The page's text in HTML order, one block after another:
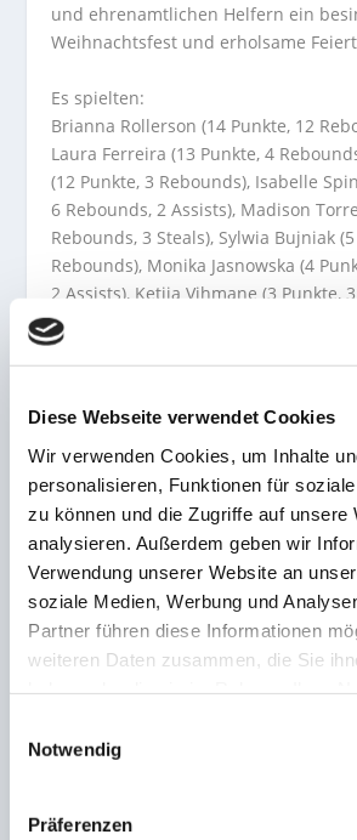
Diese Webseite verwendet Cookies
Wir verwenden Cookies, um Inhalte
personalisieren, Funktionen für
zu können und die Zugriffe auf unsere
analysieren. Außerdem geben wir
Verwendung unserer Website an
soziale Medien, Werbung und
Partner führen diese Informationen
weiteren Daten zusammen, die Sie
Notwendig
Präferenzen
und ehrenamtlichen Helfern ein
Weihnachtsfest und erholsame
Es spielten:
Brianna Rollerson (14 Punkte, 12
Laura Ferreira (13 Punkte, 4
(12 Punkte, 3 Rebounds), Isabelle
6 Rebounds, 2 Assists), Madison
Rebounds, 3 Steals), Sylwia Bujniak
Rebounds), Monika Jasnowska (4
2 Assists), Ketija Vihmane (3 Punkte,
Janna Dauer (2 Punkte) und Lilli
Zum Abschluss vor dem
ein Mannschaftsfoto bei den Royals
Steven Mohr
AKTIE:
VORHERIGE